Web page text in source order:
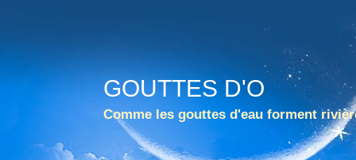
GOUTTES D'O
Comme les gouttes d'eau forment